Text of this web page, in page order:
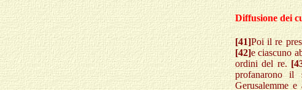
Diffusione dei
[41]Poi il re
[42]e ciascuno
ordini del re.
profanarono il
Gerusalemme